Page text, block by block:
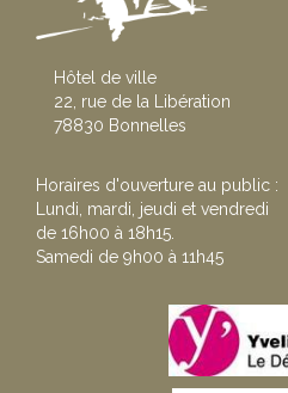
Hôtel de ville
22, rue de la Libération
78830 Bonnelles
Horaires d'ouverture au public :
Lundi, mardi, jeudi et vendredi
de 16h00 à 18h15.
Samedi de 9h00 à 11h45